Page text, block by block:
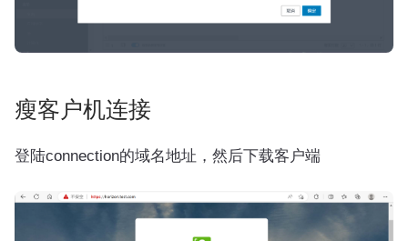
瘦客户机连接
登陆connection的域名地址，然后下载客户端